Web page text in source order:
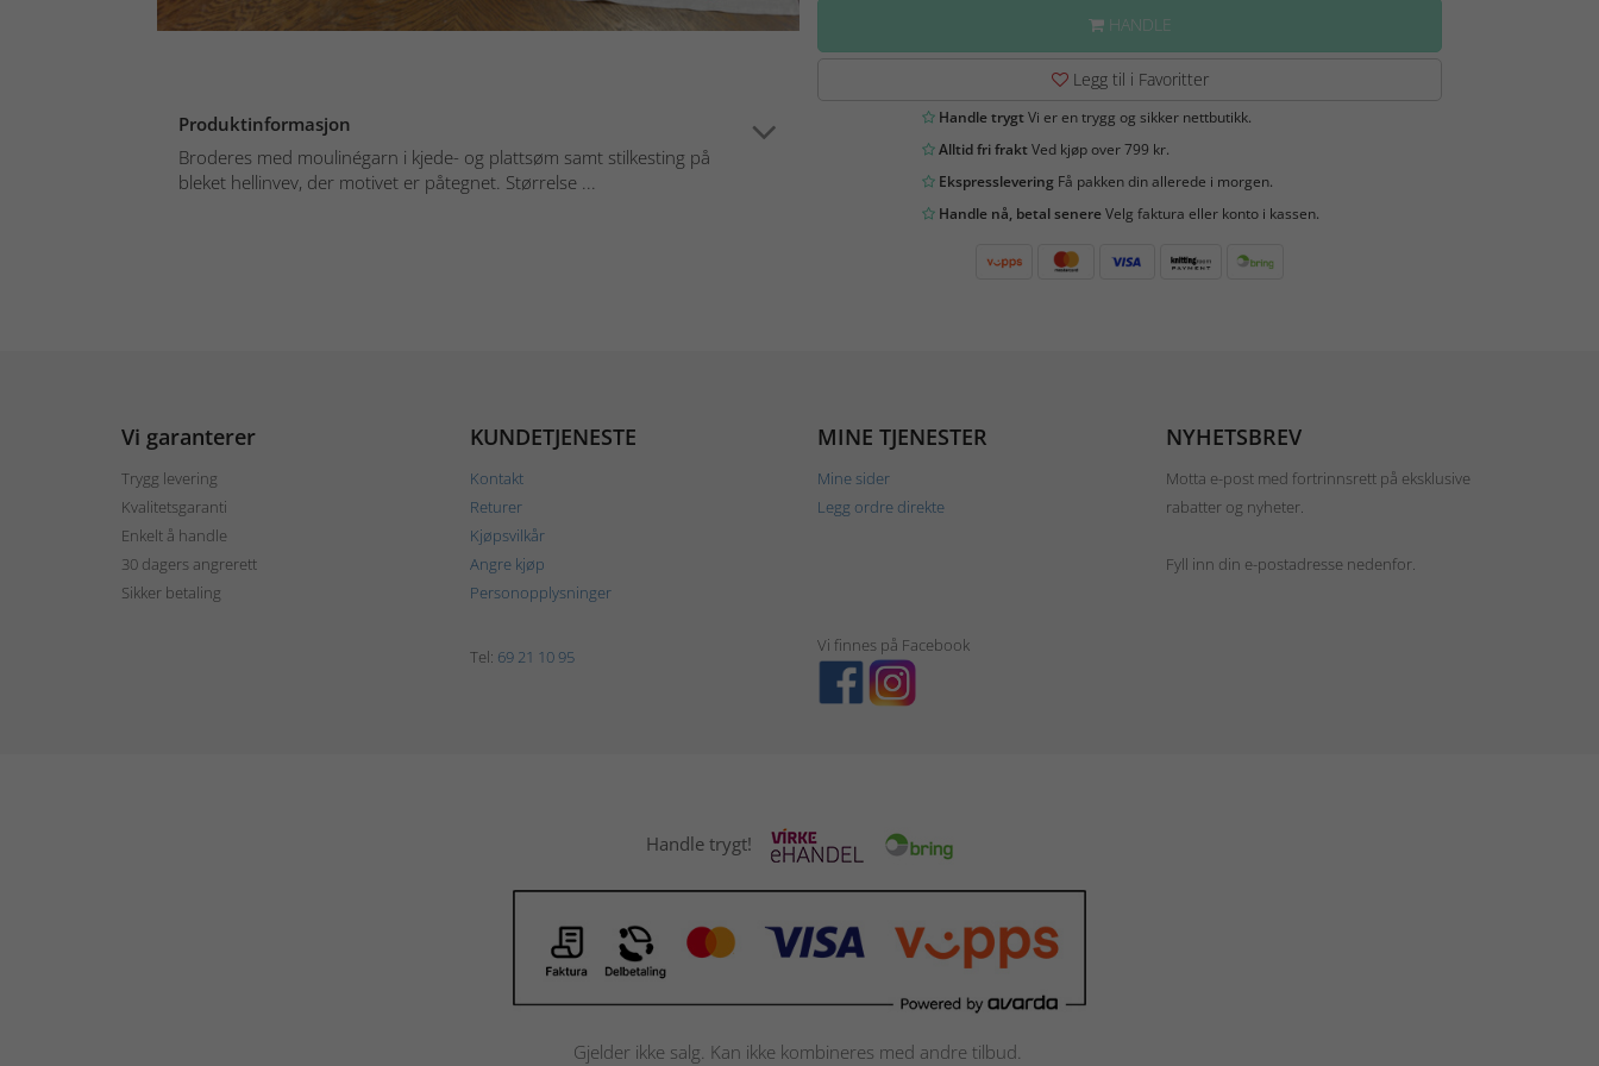
Produktinformasjon
Broderes med moulinégarn i kjede- og plattsøm samt stilkesting på
bleket hellinvev, der motivet er påtegnet. Størrelse ...
HANDLE
Legg til i Favoritter
Handle trygtVi er en trygg og sikker nettbutikk.
Alltid fri fraktVed kjøp over 799 kr.
EkspressleveringFå pakken din allerede i morgen.
Handle nå, betal senereVelg faktura eller konto i kassen.
Vi garanterer
Trygg levering
Kvalitetsgaranti
Enkelt å handle
30 dagers angrerett
Sikker betaling
KUNDETJENESTE
Kontakt
Returer
Kjøpsvilkår
Angre kjøp
Personopplysninger
MINE TJENESTER
Mine sider
Legg ordre direkte
NYHETSBREV
Motta e-post med fortrinnsrett på eksklusive
rabatter og nyheter.
Fyll inn din e-postadresse nedenfor.
Tel: 69 21 10 95
Vi finnes på Facebook
Handle trygt!
Gjelder ikke salg. Kan ikke kombineres med andre tilbud.